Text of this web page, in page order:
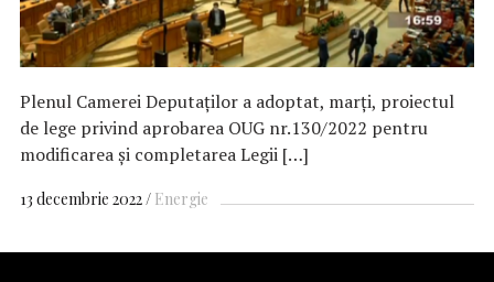
Plenul Camerei Deputaţilor a adoptat, marţi, proiectul
de lege privind aprobarea OUG nr.130/2022 pentru
modificarea şi completarea Legii […]
13 decembrie 2022 Energie